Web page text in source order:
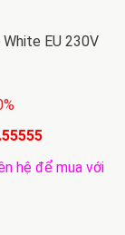
EU 230V
hệ để mua với